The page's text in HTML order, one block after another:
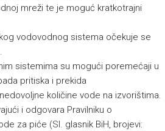
mreži te je moguć kratkotrajni
vodovodnog sistema očekuje se
sistemima su mogući poremećaji u
pritiska i prekida
količine vode na izvorištima.
i odgovara Pravilniku o
za piće (Sl. glasnik BiH, brojevi: